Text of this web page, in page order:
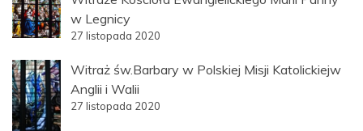
w Legnicy
27 listopada 2020
Witraż św.Barbary w Polskiej Misji Katolickiejw
Anglii i Walii
27 listopada 2020